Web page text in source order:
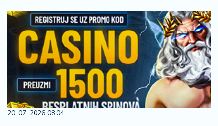
20. 07. 2026 08:04